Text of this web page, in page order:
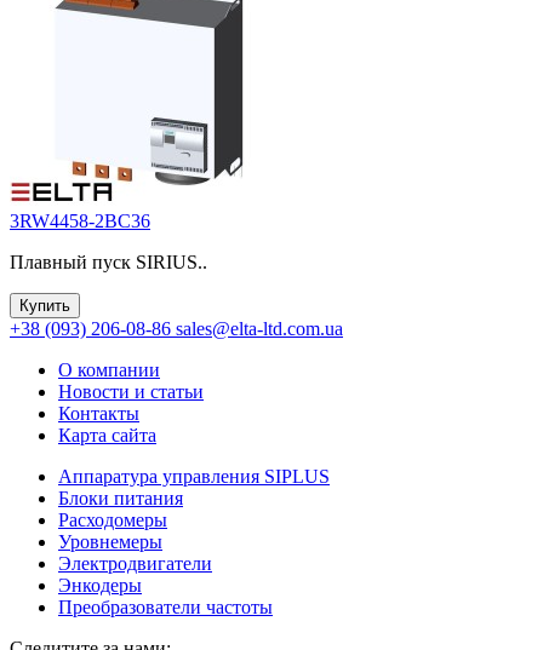
3RW4458-2BC36
Плавный пуск SIRIUS..
Купить
+38 (093) 206-08-86 sales@elta-ltd.com.ua
О компании
Новости и статьи
Контакты
Карта сайта
Аппаратура управления SIPLUS
Блоки питания
Расходомеры
Уровнемеры
Электродвигатели
Энкодеры
Преобразователи частоты